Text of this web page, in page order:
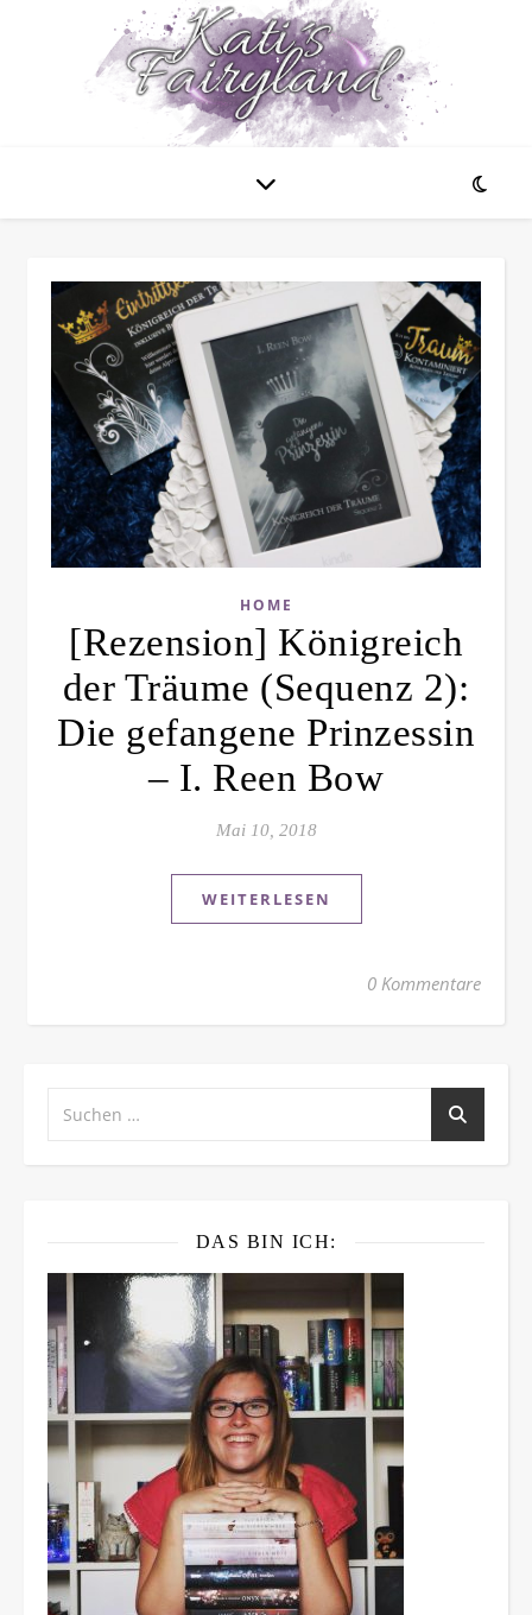
HOME
[Rezension] Königreich
der Träume (Sequenz 2):
Die gefangene Prinzessin
– I. Reen Bow
Mai 10, 2018
WEITERLESEN
0 Kommentare
DAS BIN ICH: